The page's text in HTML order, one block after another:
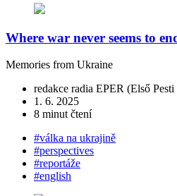
Where war never seems to
Memories from Ukraine
redakce radia EPER (Első
1. 6. 2025
8 minut čtení
#válka na ukrajině
#perspectives
#reportáže
#english